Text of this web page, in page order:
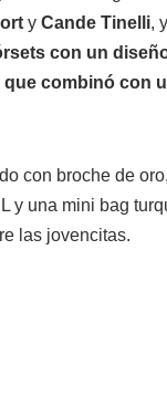
y Cande Tinelli, y
con un
combinó con
con broche de
y una mini bag
las jovencitas.